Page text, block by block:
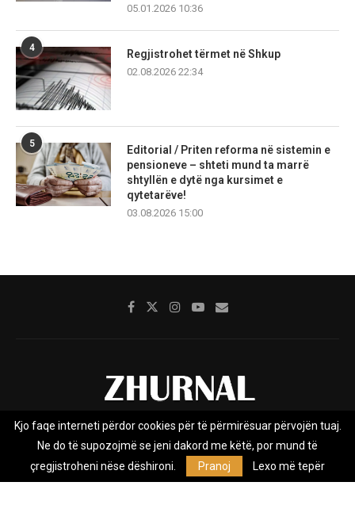
05.01.2026 10:36
4
Regjistrohet tërmet në Shkup
02.08.2026 22:34
5
Editorial / Priten reforma në sistemin e
pensioneve – shteti mund ta marrë
shtyllën e dytë nga kursimet e
qytetarëve!
03.08.2026 15:00
Rreth nesh Impresumi Marketing
Privacy Policy
Zhurnal.mk është Agjenci e Lajmeve e pavarur, e themeluar në vitin
Kjo faqe interneti përdor cookies për të përmirësuar përvojën tuaj.
Ne do të supozojmë se jeni dakord me këtë, por mund të
çregjistroheni nëse dëshironi.
Pranoj Lexo më tepër